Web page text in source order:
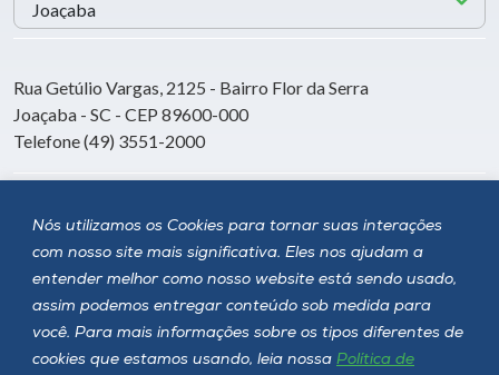
Nós utilizamos os Cookies para tornar suas interações
com nosso site mais significativa. Eles nos ajudam a
entender melhor como nosso website está sendo usado,
assim podemos entregar conteúdo sob medida para
você. Para mais informações sobre os tipos diferentes de
cookies que estamos usando, leia nossa Política de
Rua Getúlio Vargas, 2125 - Bairro Flor da Serra
Joaçaba - SC - CEP 89600-000
Telefone (49) 3551-2000
Siga a Unoesc